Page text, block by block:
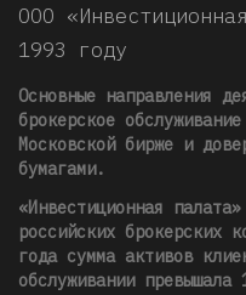
ООО
1993 году
Основные направления
брокерское
Московской бирже и
бумагами.
«Инвестиционная
российских брокерских
года сумма активов
обслуживании превышала